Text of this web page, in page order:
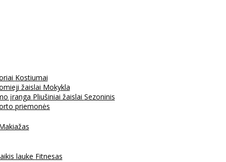
Kostiumai
žaislai Mokykla
įranga Pliušiniai žaislai Sezoninis
priemonės
lauke Fitnesas